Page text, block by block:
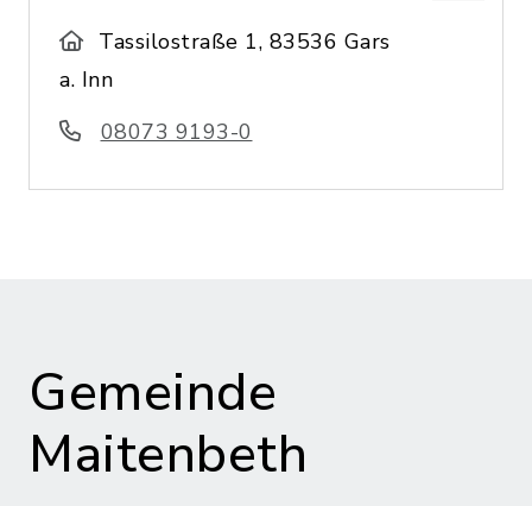
Tassilostraße 1, 83536 Gars
a. Inn
08073 9193-0
Gemeinde
Maitenbeth